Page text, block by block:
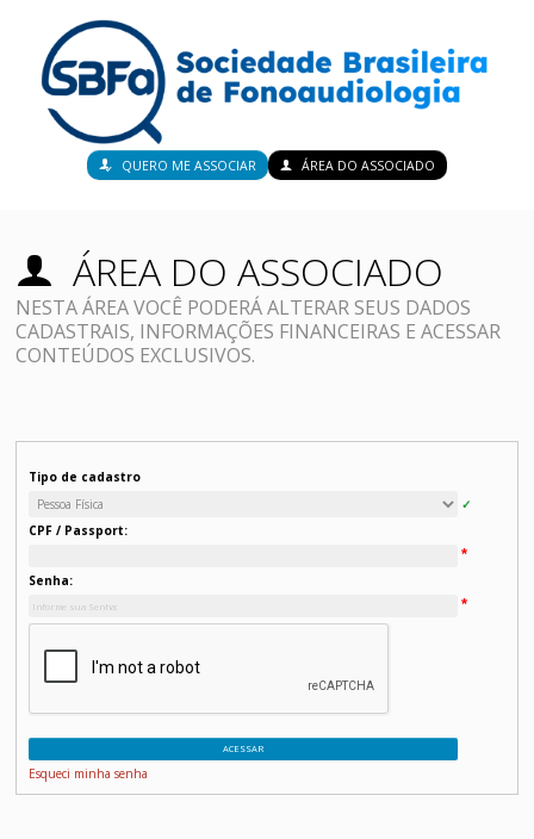
QUERO ME ASSOCIAR ÁREA DO ASSOCIADO
ÁREA DO ASSOCIADO
NESTA ÁREA VOCÊ PODERÁ ALTERAR SEUS DADOS
CADASTRAIS, INFORMAÇÕES FINANCEIRAS E ACESSAR
CONTEÚDOS EXCLUSIVOS.
Tipo de cadastro
CPF / Passport:
Senha:
Esqueci minha senha